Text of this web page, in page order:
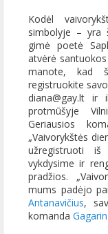
Kodėl
simbolyje – yra
gimė poetė
atvėrė santuokos
manote, kad
registruokite
diana@gay.lt ir
protmūšyje
Geriausios
„Vaivorykštės
užregistruoti
vykdysime ir
pradžios.
mums padėjo
Antanavičius,
komanda